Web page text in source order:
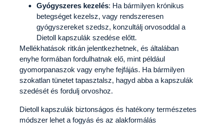
Gyógyszeres kezelés: Ha bármilyen krónikus
betegséget kezelsz, vagy rendszeresen
gyógyszereket szedsz, konzultálj orvosoddal a
Dietoll kapszulák szedése előtt.
Mellékhatások ritkán jelentkezhetnek, és általában
enyhe formában fordulhatnak elő, mint például
gyomorpanaszok vagy enyhe fejfájás. Ha bármilyen
szokatlan tünetet tapasztalsz, hagyd abba a kapszulák
szedését és fordulj orvoshoz.
Dietoll kapszulák biztonságos és hatékony természetes
módszer lehet a fogyás és az alakformálás